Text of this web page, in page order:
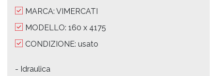
MARCA: VIMERCATI
MODELLO: 160 x 4175
CONDIZIONE: usato
- Idraulica